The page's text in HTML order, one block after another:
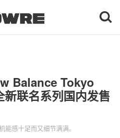
鲜榨
客视点
日栏目
Balance Tokyo
联名系列国内发售
能感十足而又细节满满。